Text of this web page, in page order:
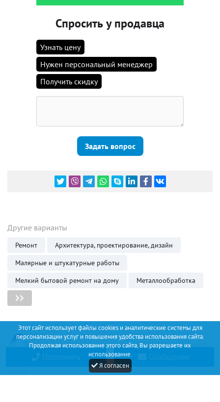
Этот сайт использует файлы cookies и аналитические системы для
персонализации услуг и повышения удобства использования сайта.
Продолжая использование этого сайта, Вы разрешаете их
использование.
Я согласен
Спросить у продавца
Узнать цену
Нужен персональный менеджер
Получить скидку
Задать вопрос
Другие варианты
Ремонт
Архитектура, проектирование, дизайн
Малярные и штукатурные работы
Мелкий бытовой ремонт на дому
Металлообработка
Позвонить Сообщение
Discount